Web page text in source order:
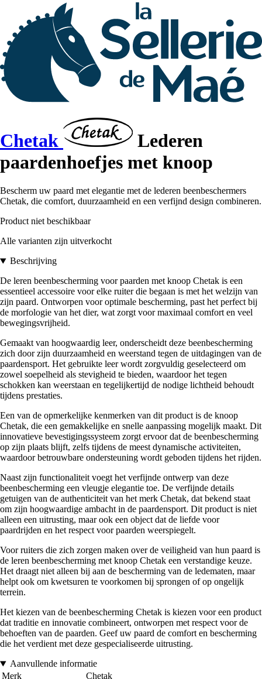
Chetak
Lederen
paardenhoefjes met knoop
Bescherm uw paard met elegantie met de lederen beenbeschermers
Chetak, die comfort, duurzaamheid en een verfijnd design combineren.
Product niet beschikbaar
Alle varianten zijn uitverkocht
Beschrijving
De leren beenbescherming voor paarden met knoop Chetak is een
essentieel accessoire voor elke ruiter die begaan is met het welzijn van
zijn paard. Ontworpen voor optimale bescherming, past het perfect bij
de morfologie van het dier, wat zorgt voor maximaal comfort en veel
bewegingsvrijheid.
Gemaakt van hoogwaardig leer, onderscheidt deze beenbescherming
zich door zijn duurzaamheid en weerstand tegen de uitdagingen van de
paardensport. Het gebruikte leer wordt zorgvuldig geselecteerd om
zowel soepelheid als stevigheid te bieden, waardoor het tegen
schokken kan weerstaan en tegelijkertijd de nodige lichtheid behoudt
tijdens prestaties.
Een van de opmerkelijke kenmerken van dit product is de knoop
Chetak, die een gemakkelijke en snelle aanpassing mogelijk maakt. Dit
innovatieve bevestigingssysteem zorgt ervoor dat de beenbescherming
op zijn plaats blijft, zelfs tijdens de meest dynamische activiteiten,
waardoor betrouwbare ondersteuning wordt geboden tijdens het rijden.
Naast zijn functionaliteit voegt het verfijnde ontwerp van deze
beenbescherming een vleugje elegantie toe. De verfijnde details
getuigen van de authenticiteit van het merk Chetak, dat bekend staat
om zijn hoogwaardige ambacht in de paardensport. Dit product is niet
alleen een uitrusting, maar ook een object dat de liefde voor
paardrijden en het respect voor paarden weerspiegelt.
Voor ruiters die zich zorgen maken over de veiligheid van hun paard is
de leren beenbescherming met knoop Chetak een verstandige keuze.
Het draagt niet alleen bij aan de bescherming van de ledematen, maar
helpt ook om kwetsuren te voorkomen bij sprongen of op ongelijk
terrein.
Het kiezen van de beenbescherming Chetak is kiezen voor een product
dat traditie en innovatie combineert, ontworpen met respect voor de
behoeften van de paarden. Geef uw paard de comfort en bescherming
die het verdient met deze gespecialiseerde uitrusting.
Aanvullende informatie
Merk
Chetak